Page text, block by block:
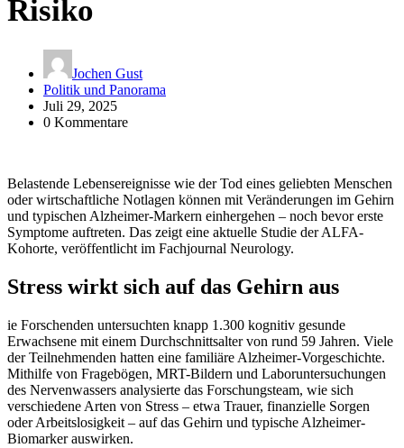
Risiko
Jochen Gust
Politik und Panorama
Juli 29, 2025
0 Kommentare
Belastende Lebensereignisse wie der Tod eines geliebten Menschen
oder wirtschaftliche Notlagen können mit Veränderungen im Gehirn
und typischen Alzheimer-Markern einhergehen – noch bevor erste
Symptome auftreten. Das zeigt eine aktuelle Studie der ALFA-
Kohorte, veröffentlicht im Fachjournal Neurology.
Stress wirkt sich auf das Gehirn aus
ie Forschenden untersuchten knapp 1.300 kognitiv gesunde
Erwachsene mit einem Durchschnittsalter von rund 59 Jahren. Viele
der Teilnehmenden hatten eine familiäre Alzheimer-Vorgeschichte.
Mithilfe von Fragebögen, MRT-Bildern und Laboruntersuchungen
des Nervenwassers analysierte das Forschungsteam, wie sich
verschiedene Arten von Stress – etwa Trauer, finanzielle Sorgen
oder Arbeitslosigkeit – auf das Gehirn und typische Alzheimer-
Biomarker auswirken.